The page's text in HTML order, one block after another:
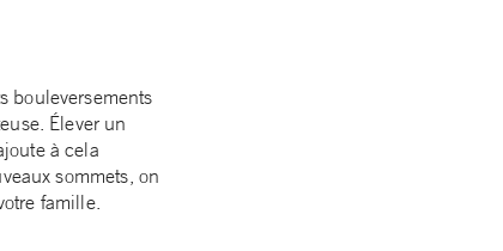
bouleversements
Élever un
à cela
sommets, on
famille.